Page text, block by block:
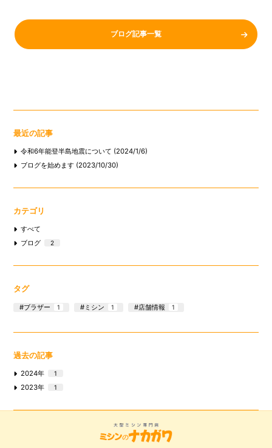
ブログ記事一覧
最近の記事
令和6年能登半島地震について (2024/1/6)
ブログを始めます (2023/10/30)
カテゴリ
すべて
ブログ
2
タグ
ブラザー 1 ミシン 1 店舗情報 1
過去の記事
2024年 1
2023年 1